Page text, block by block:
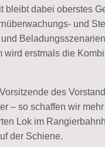
dabei oberstes
und
erstmals die
des
– so schaffen wir
Lok im
der Schiene.